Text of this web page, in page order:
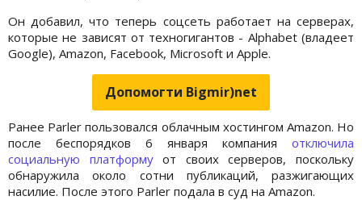
Он добавил, что теперь соцсеть работает на серверах,
которые не зависят от техногигантов - Alphabet (владеет
Google), Amazon, Facebook, Microsoft и Apple.
Допомогти Bigmir)net
Ранее Parler пользовался облачным хостингом Amazon. Но
после беспорядков 6 января компания отключила
социальную платформуот своих серверов, поскольку
обнаружила около сотни публикаций, разжигающих
насилие. После этого Parler подала в суд на Amazon.